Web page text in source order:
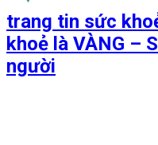
trang tin sức
khoẻ là VÀNG –
người